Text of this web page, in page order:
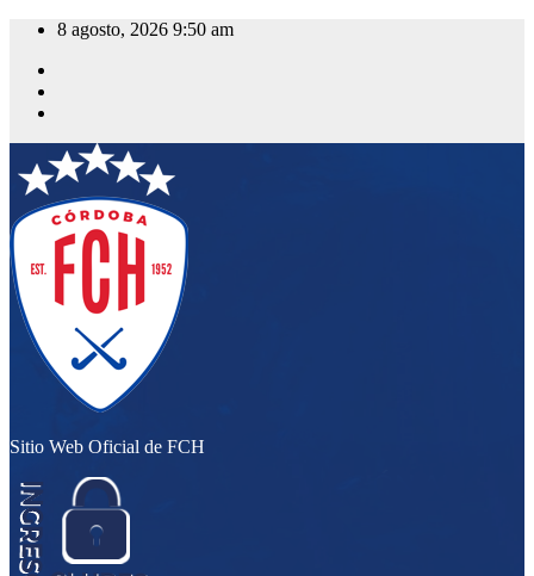
Saltar
contenido
8 agosto, 2026 9:50 am
Sitio Web Oficial de FCH